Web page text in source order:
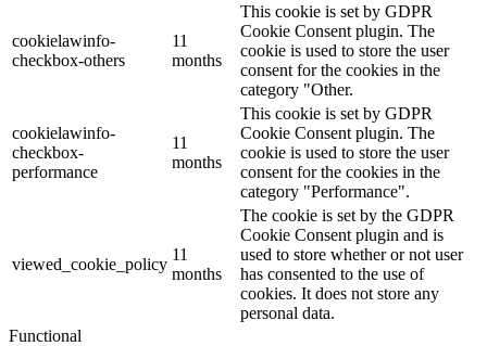
cookielawinfo-
checkbox-others
11
months
This cookie is set by GDPR
Cookie Consent plugin. The
cookie is used to store the user
consent for the cookies in the
category "Other.
cookielawinfo-
checkbox-
performance
11
months
This cookie is set by GDPR
Cookie Consent plugin. The
cookie is used to store the user
consent for the cookies in the
category "Performance".
viewed_cookie_policy
11
months
The cookie is set by the GDPR
Cookie Consent plugin and is
used to store whether or not user
has consented to the use of
cookies. It does not store any
personal data.
Functional